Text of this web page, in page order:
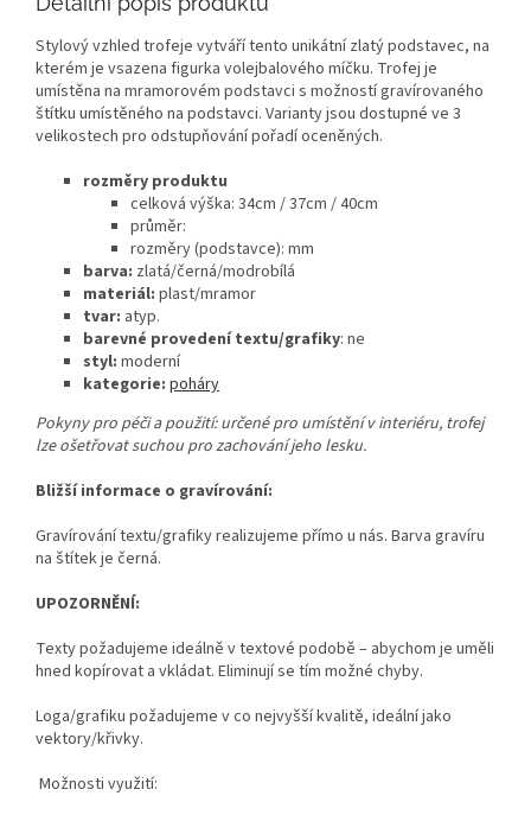
Stylový vzhled trofeje vytváří tento unikátní zlatý podstavec, na
kterém je vsazena figurka volejbalového míčku. Trofej je
umístěna na mramorovém podstavci s možností gravírovaného
štítku umístěného na podstavci. Varianty jsou dostupné ve 3
velikostech pro odstupňování pořadí oceněných.
rozměry produktu
celková výška: 34cm / 37cm / 40cm
průměr:
rozměry (podstavce): mm
barva: zlatá/černá/modrobílá
materiál: plast/mramor
tvar: atyp.
barevné provedení textu/grafiky: ne
styl: moderní
kategorie: poháry
Pokyny pro péči a použití: určené pro umístění v interiéru, trofej
lze ošetřovat suchou pro zachování jeho lesku.
Bližší informace o gravírování:
Gravírování textu/grafiky realizujeme přímo u nás. Barva gravíru
na štítek je černá.
UPOZORNĚNÍ:
Texty požadujeme ideálně v textové podobě – abychom je uměli
hned kopírovat a vkládat. Eliminují se tím možné chyby.
Loga/grafiku požadujeme v co nejvyšší kvalitě, ideální jako
vektory/křivky.
Možnosti využití: